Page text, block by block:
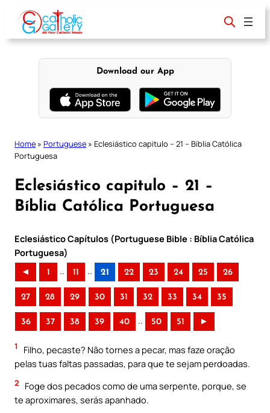
content
Download our App
Home » Portuguese » Eclesiástico capitulo – 21 – Bíblia Católica
Portuguesa
Eclesiástico capitulo – 21 –
Bíblia Católica Portuguesa
Eclesiástico Capítulos (Portuguese Bible : Bíblia Católica
Portuguesa)
◄ 1 .. 11 .. 21 22 23 24 25 26
27 28 29 30 31 32 33 34 35
36 37 38 39 40 .. 50 51 ►
1
Filho, pecaste? Não tornes a pecar, mas faze oração
pelas tuas faltas passadas, para que te sejam perdoadas.
2
Foge dos pecados como de uma serpente, porque, se
te aproximares, serás apanhado.